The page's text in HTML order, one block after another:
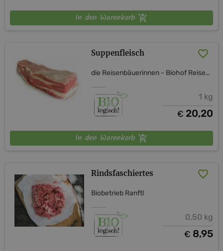
In den Warenkorb
Suppenfleisch
die Reisenbäuerinnen - Biohof Reisenbauer
1 kg
€ 20,20
In den Warenkorb
Rindsfaschiertes
Biobetrieb Ranftl
0,50 kg
€ 8,95